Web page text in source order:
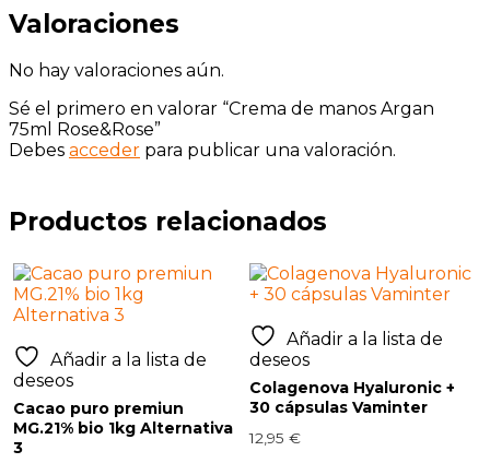
Valoraciones
No hay valoraciones aún.
Sé el primero en valorar “Crema de manos Argan
75ml Rose&Rose”
Debes acceder para publicar una valoración.
Productos relacionados
Añadir a la lista de
deseos
Cacao puro premiun
MG.21% bio 1kg Alternativa
3
Añadir a la lista de
deseos
Colagenova Hyaluronic +
30 cápsulas Vaminter
12,95€